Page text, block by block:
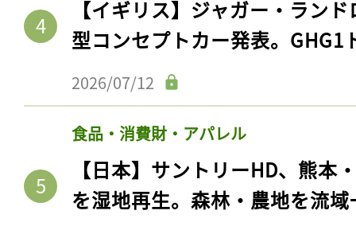
【イギリス】ジャガー・ラン
型コンセプトカー発表。GHG1
2026/07/12
食品・消費財・アパレル
【日本】サントリーHD、熊本
を湿地再生。森林・農地を流